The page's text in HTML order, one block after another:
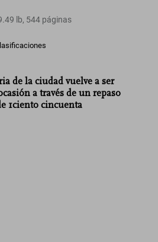
lb, 544 páginas
de la ciudad vuelve a ser
a través de un repaso
1ciento cincuenta